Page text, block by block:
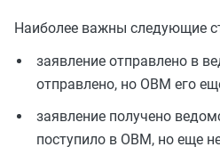
Наиболее важны следующие
заявление отправлено в
отправлено, но ОВМ его
заявление получено
поступило в ОВМ, но еще